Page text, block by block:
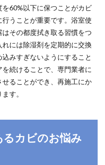
60%以下に保つことがカビ
うことが重要です。浴室使
その都度拭き取る習慣をつ
には除湿剤を定期的に交換
みすぎないようにすること
続けることで、専門業者に
ることができ、再施工にか
す。
カビのお悩み